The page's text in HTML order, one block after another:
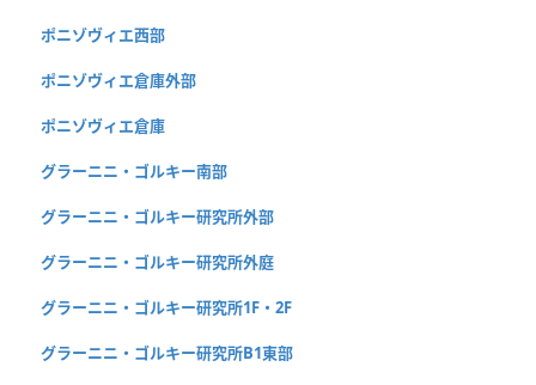
ポニゾヴィエ西部
ポニゾヴィエ倉庫外部
ポニゾヴィエ倉庫
グラーニニ・ゴルキー南部
グラーニニ・ゴルキー研究所外部
グラーニニ・ゴルキー研究所外庭
グラーニニ・ゴルキー研究所1F・2F
グラーニニ・ゴルキー研究所B1東部